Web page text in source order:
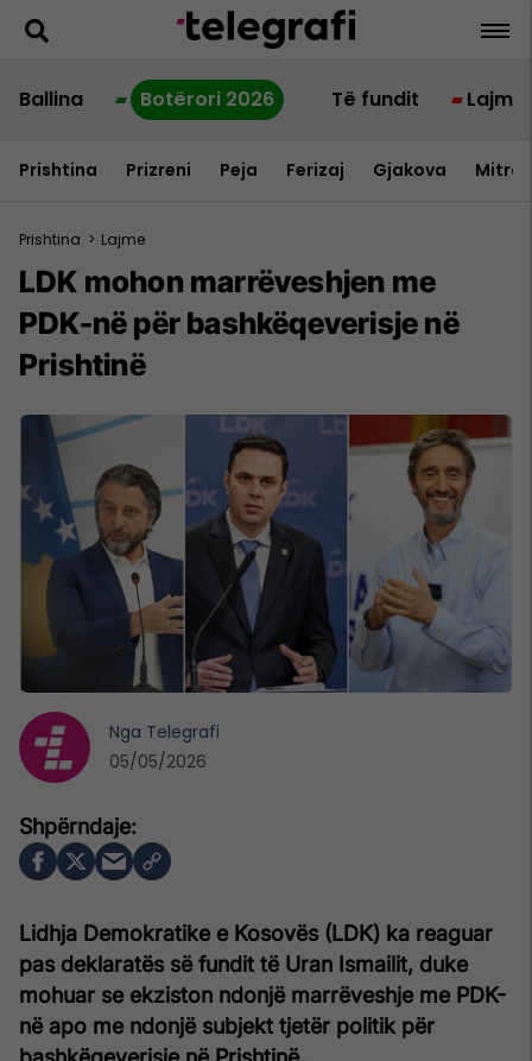
Ballina Botërori 2026 Të fundit Lajme
Prishtina Prizreni Peja Ferizaj Gjakova
Prishtina > Lajme
LDK mohon marrëveshjen me
PDK-në për bashkëqeverisje në
Prishtinë
Lidhja Demokratike e Kosovës (LDK) ka reaguar
pas deklaratës së fundit të Uran Ismailit, duke
mohuar se ekziston ndonjë marrëveshje me PDK-
në apo me ndonjë subjekt tjetër politik për
Nga Telegrafi
05/05/2026